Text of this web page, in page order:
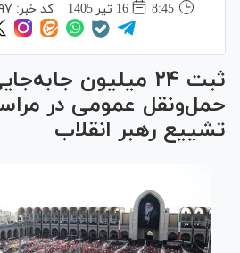
8:45
16 تير 1405 کد خبر:
ثبت ۲۴ میلیون
حمل‌ونقل عمومی در
تشییع رهبر انقلاب